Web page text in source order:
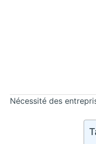
Nécessité des